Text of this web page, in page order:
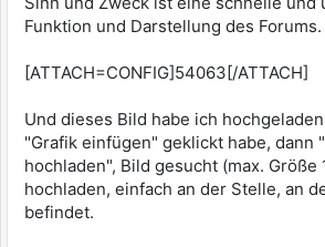
Funktion und Darstellung des Forums.
[ATTACH=CONFIG]54063[/ATTACH]
Und dieses Bild habe ich
"Grafik einfügen" geklickt habe, dann
hochladen", Bild gesucht (max. Größe
hochladen, einfach an der Stelle, an
befindet.